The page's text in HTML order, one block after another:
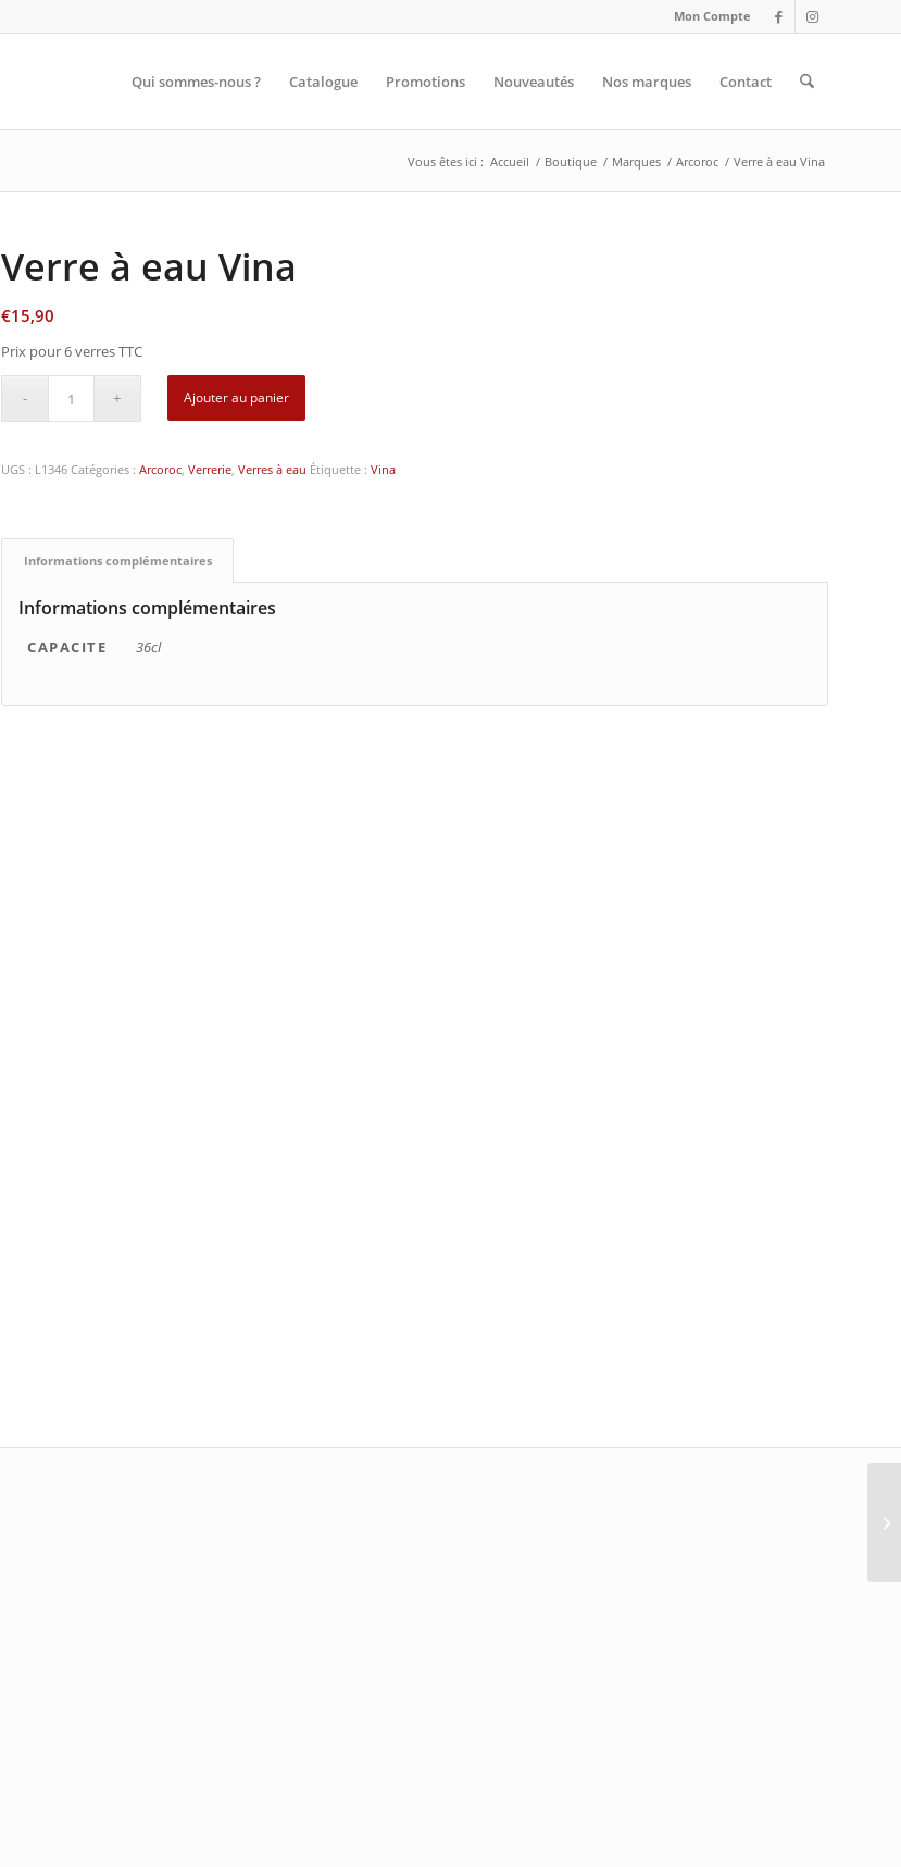
Mon Compte
Qui sommes-nous ? Catalogue Promotions Nouveautés Nos marques Contact
Vous êtes ici : Accueil / Boutique / Marques / Arcoroc / Verre à eau Vina
Verre à eau Vina
€15,90
Prix pour 6 verres TTC
Ajouter au panier
UGS : L1346 Catégories :Arcoroc,Verrerie,Verres à eau Étiquette :Vina
Informations complémentaires
Informations complémentaires
CAPACITE 36cl